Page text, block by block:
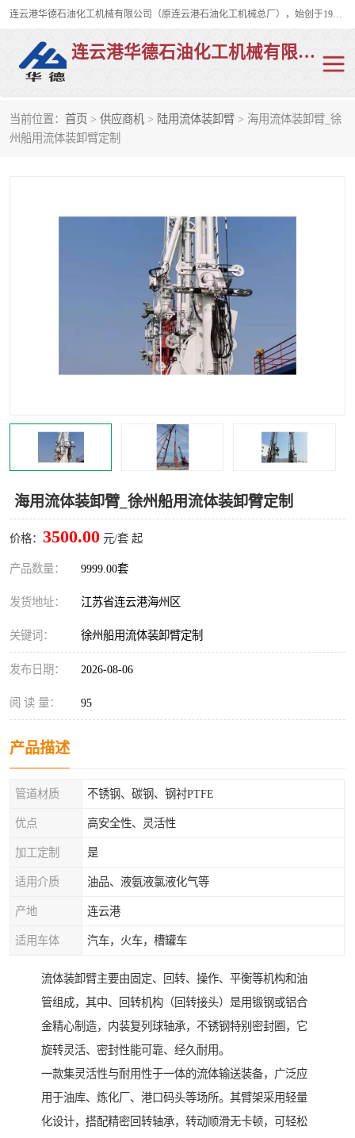
连云港华德石油化工机械有限公司（原连云港石油化工机械总厂），始创于1982年，是从事码头船用流体装卸臂、陆用流体装卸臂（鹤管）、活动梯、钢构平台、定量装车系统等全系列流体装卸设备的设计、制造、销售以及服务的专业供应商。
连云港华德石油化工机械有限公司
当前位置： 首页 > 供应商机 > 陆用流体装卸臂 > 海用流体装卸臂_徐
州船用流体装卸臂定制
海用流体装卸臂_徐州船用流体装卸臂定制
价格： 3500.00 元/套 起
产品数量： 9999.00套
发货地址： 江苏省连云港海州区
关键词： 徐州船用流体装卸臂定制
发布日期： 2026-08-06
阅 读 量： 95
产品描述
管道材质 不锈钢、碳钢、钢衬PTFE
优点 高安全性、灵活性
加工定制 是
适用介质 油品、液氨液氯液化气等
产地 连云港
适用车体 汽车，火车，槽罐车
流体装卸臂主要由固定、回转、操作、平衡等机构和油
管组成，其中、回转机构（回转接头）是用锻钢或铝合
金精心制造，内装复列球轴承，不锈钢特别密封圈，它
旋转灵活、密封性能可靠、经久耐用。
一款集灵活性与耐用性于一体的流体输送装备，广泛应
用于油库、炼化厂、港口码头等场所。其臂架采用轻量
化设计，搭配精密回转轴承，转动顺滑无卡顿，可轻松
陆用流体装卸臂
LNG鹤管 活动梯
卸车鹤管
输油臂
火车鹤管
汽车鹤管 顶部鹤管
浮动出油装置